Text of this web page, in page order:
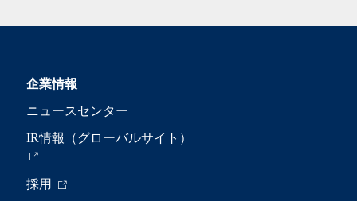
企業情報
ニュースセンター
IR情報（グローバルサイト）
採用